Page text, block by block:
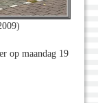
op maandag 19